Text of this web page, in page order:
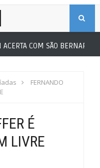
COM SÃO BERNARDO
FERNANDO
É
LIVRE